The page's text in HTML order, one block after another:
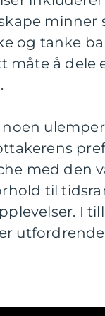
minner
og tanke
å dele
med den
til
I